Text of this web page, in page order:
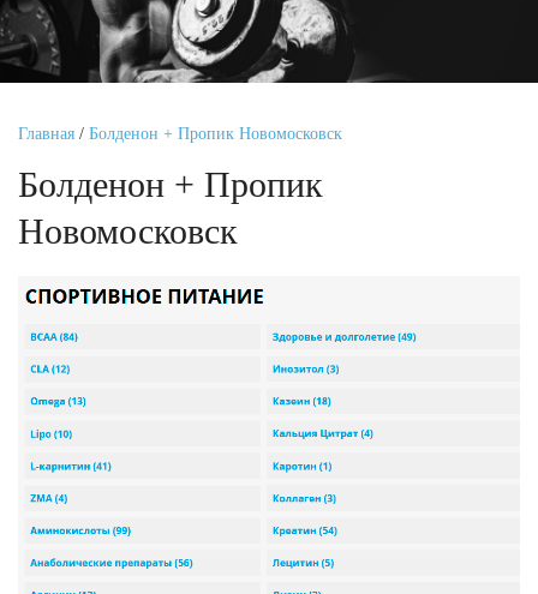
Главная / Болденон + Пропик Новомосковск
Болденон + Пропик
Новомосковск